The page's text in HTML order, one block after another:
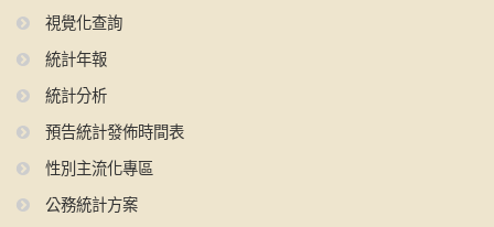
視覺化查詢
統計年報
統計分析
預告統計發佈時間表
性別主流化專區
公務統計方案